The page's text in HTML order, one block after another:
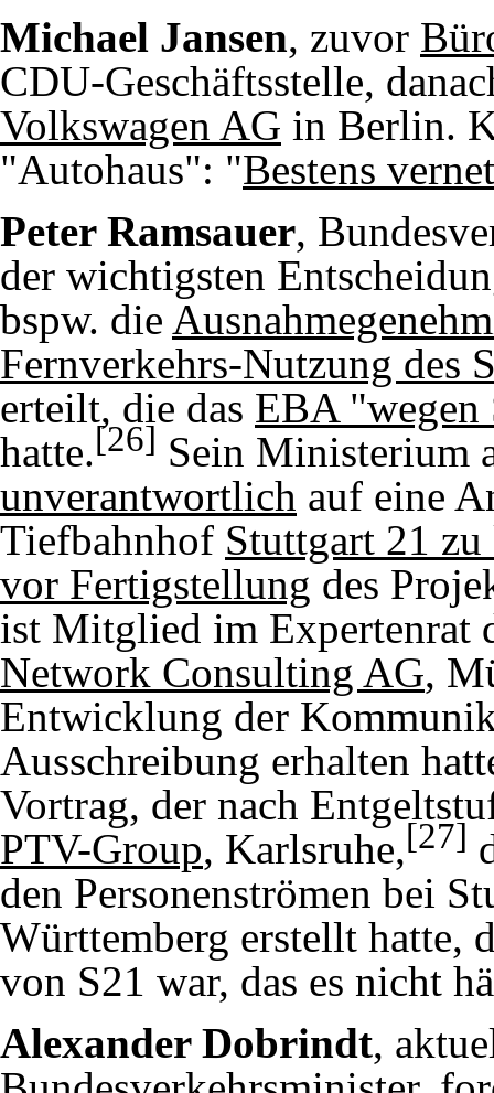
Michael Jansen, zuvor
CDU-Geschäftsstelle,
Volkswagen AG in Berlin.
"Autohaus": "Bestens
Peter Ramsauer,
der wichtigsten
bspw. die
Fernverkehrs-Nutzung des
erteilt, die das EBA "wegen
hatte.[26] Sein Ministerium
unverantwortlich auf eine
Tiefbahnhof Stuttgart 21
vor Fertigstellung des
ist Mitglied im Expertenrat
Network Consulting AG,
Entwicklung der
Ausschreibung erhalten
Vortrag, der nach
PTV-Group, Karlsruhe,[27]
den Personenströmen bei
Württemberg erstellt hatte,
von S21 war, das es nicht
Alexander Dobrindt,